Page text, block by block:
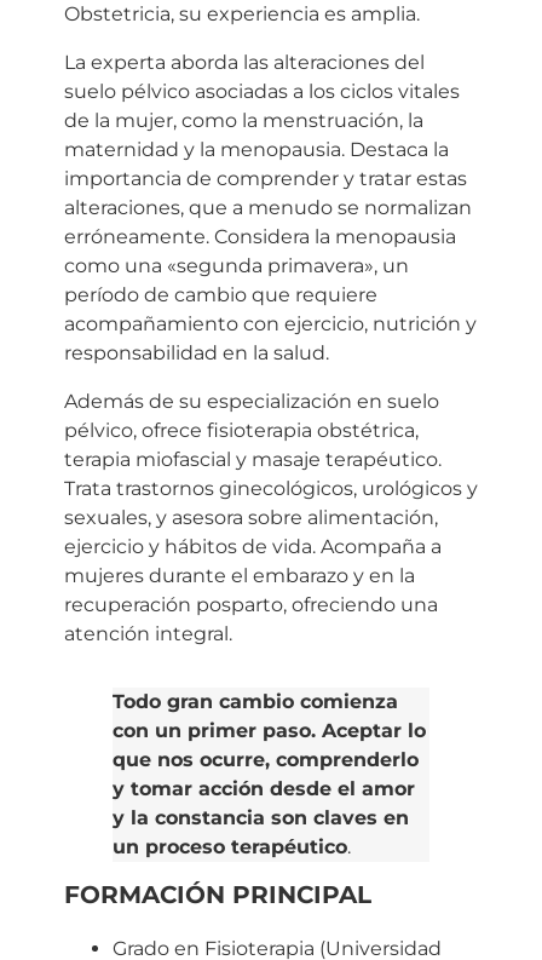
Obstetricia, su experiencia es amplia.
La experta aborda las alteraciones del
suelo pélvico asociadas a los ciclos vitales
de la mujer, como la menstruación, la
maternidad y la menopausia. Destaca la
importancia de comprender y tratar estas
alteraciones, que a menudo se normalizan
erróneamente. Considera la menopausia
como una «segunda primavera», un
período de cambio que requiere
acompañamiento con ejercicio, nutrición y
responsabilidad en la salud.
Además de su especialización en suelo
pélvico, ofrece fisioterapia obstétrica,
terapia miofascial y masaje terapéutico.
Trata trastornos ginecológicos, urológicos y
sexuales, y asesora sobre alimentación,
ejercicio y hábitos de vida. Acompaña a
mujeres durante el embarazo y en la
recuperación posparto, ofreciendo una
atención integral.
Todo gran cambio comienza
con un primer paso. Aceptar lo
que nos ocurre, comprenderlo
y tomar acción desde el amor
y la constancia son claves en
un proceso terapéutico.
FORMACIÓN PRINCIPAL
Grado en Fisioterapia (Universidad